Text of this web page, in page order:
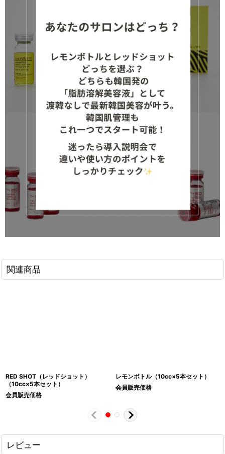
関連商品
RED SHOT（レッドショット）
（10cc×5本セット）
会員販売価格
レモンボトル（10cc×5本セット）
会員販売価格
レビュー